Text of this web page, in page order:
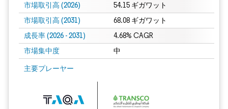
市場取引高 (2026) 54.15 ギガワット
市場取引高 (2031) 68.08 ギガワット
成長率 (2026 - 2031) 4.68% CAGR
市場集中度 中
主要プレーヤー
画像 © Mordor Intelligence。再利用にはCC BY 4.0の表示が必要です。